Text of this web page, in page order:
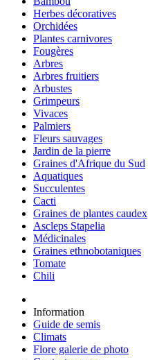
Herbes décoratives
Orchidées
Plantes carnivores
Fougères
Arbres
Arbres fruitiers
Arbustes
Grimpeurs
Vivaces
Palmiers
Fleurs sauvages
Jardin de la pierre
Graines d'Afrique du Sud
Aquatiques
Succulentes
Cacti
Graines de plantes caudex
Ascleps Stapelia
Médicinales
Graines ethnobotaniques
Tomate
Chili
Information
Guide de semis
Climats
Flore galerie de photo